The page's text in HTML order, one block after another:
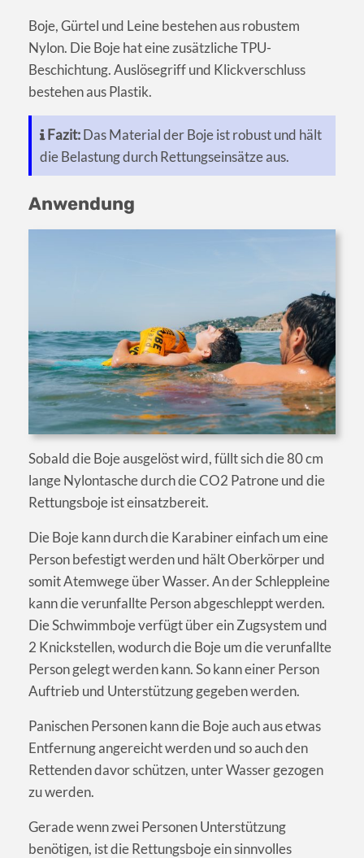
Boje, Gürtel und Leine bestehen aus robustem
Nylon. Die Boje hat eine zusätzliche TPU-
Beschichtung. Auslösegriff und Klickverschluss
bestehen aus Plastik.
Fazit:Das Material der Boje ist robust und hält
die Belastung durch Rettungseinsätze aus.
Anwendung
Sobald die Boje ausgelöst wird, füllt sich die 80 cm
lange Nylontasche durch die CO2 Patrone und die
Rettungsboje ist einsatzbereit.
Die Boje kann durch die Karabiner einfach um eine
Person befestigt werden und hält Oberkörper und
somit Atemwege über Wasser. An der Schleppleine
kann die verunfallte Person abgeschleppt werden.
Die Schwimmboje verfügt über ein Zugsystem und
2 Knickstellen, wodurch die Boje um die verunfallte
Person gelegt werden kann. So kann einer Person
Auftrieb und Unterstützung gegeben werden.
Panischen Personen kann die Boje auch aus etwas
Entfernung angereicht werden und so auch den
Rettenden davor schützen, unter Wasser gezogen
zu werden.
Gerade wenn zwei Personen Unterstützung
benötigen, ist die Rettungsboje ein sinnvolles